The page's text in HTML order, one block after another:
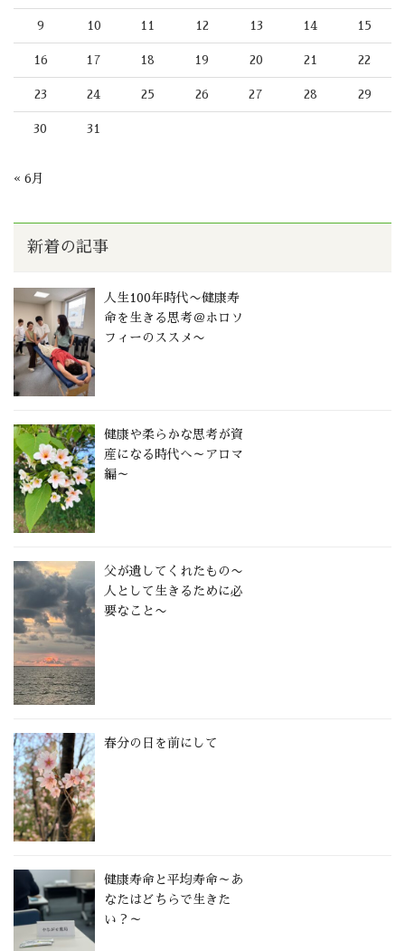
9 10 11 12 13 14 15
16 17 18 19 20 21 22
23 24 25 26 27 28 29
30 31
« 6月
新着の記事
人生100年時代〜健康寿
命を生きる思考＠ホロソ
フィーのススメ〜
健康や柔らかな思考が資
産になる時代へ～アロマ
編～
父が遺してくれたもの〜
人として生きるために必
要なこと〜
春分の日を前にして
健康寿命と平均寿命～あ
なたはどちらで生きた
い？～